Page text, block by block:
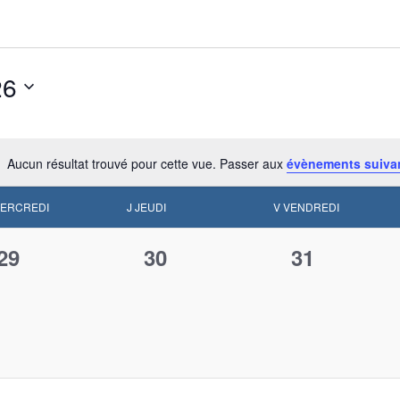
Notice
Aucun résultat trouvé pour cette vue. Passer aux évènements
J JEUDI VVENDREDI
0
30
0
31